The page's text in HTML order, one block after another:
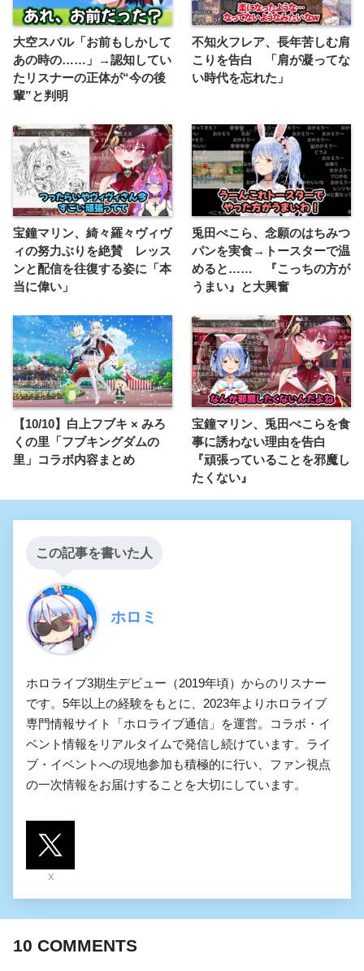
大空スバル「お前もしかして
あの時の……」→認知してい
たリスナーの正体が“今の後
輩”と判明
不知火フレア、長年苦しむ肩
こりを告白 「肩が凝ってな
い時代を忘れた」
宝鐘マリン、綺々羅々ヴィヴ
ィの努力ぶりを絶賛 レッス
ンと配信を往復する姿に「本
当に偉い」
兎田ぺこら、念願のはちみつ
パンを実食→トースターで温
めると…… 『こっちの方が
うまい』と大興奮
【10/10】白上フブキ × みろ
くの里「フブキングダムの
里」コラボ内容まとめ
宝鐘マリン、兎田ぺこらを食
事に誘わない理由を告白
『頑張っていることを邪魔し
たくない』
この記事を書いた人
ホロミ
ホロライブ3期生デビュー（2019年頃）からのリスナー
です。5年以上の経験をもとに、2023年よりホロライブ
専門情報サイト「ホロライブ通信」を運営。コラボ・イ
ベント情報をリアルタイムで発信し続けています。ライ
ブ・イベントへの現地参加も積極的に行い、ファン視点
の一次情報をお届けすることを大切にしています。
X
10 COMMENTS